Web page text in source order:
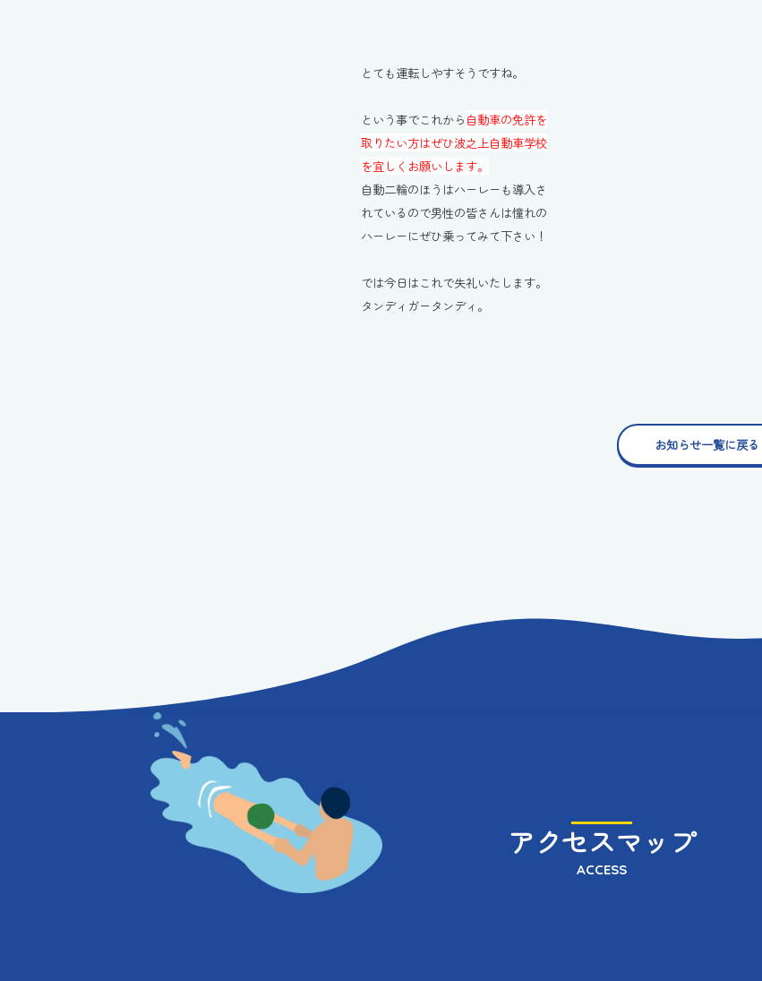
とても運転しやすそうですね。
という事でこれから 自動車の免許を
取りたい方はぜひ波之上自動車学校
を宜しくお願いします。
自動二輪のほうはハーレーも導入さ
れているので男性の皆さんは憧れの
ハーレーにぜひ乗ってみて下さい！
では今日はこれで失礼いたします。
タンディガータンディ。
お知らせ一覧に戻る
アクセスマップ
ACCESS